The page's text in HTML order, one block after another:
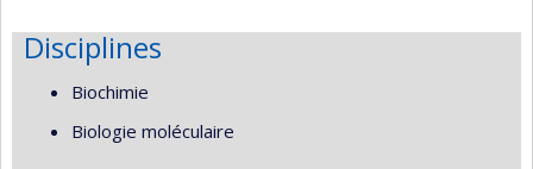
Disciplines
Biochimie
Biologie moléculaire